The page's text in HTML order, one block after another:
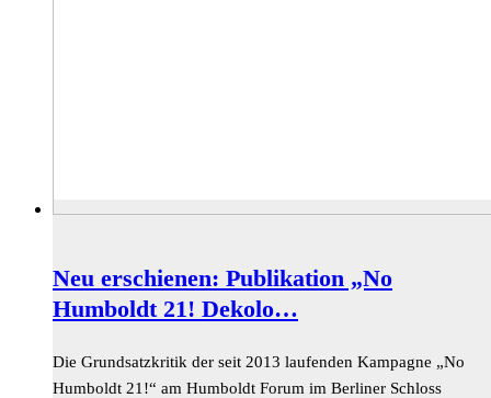
Neu erschienen: Publikation „No
Humboldt 21! Dekolo…
Die Grundsatzkritik der seit 2013 laufenden Kampagne „No
Humboldt 21!“ am Humboldt Forum im Berliner Schloss